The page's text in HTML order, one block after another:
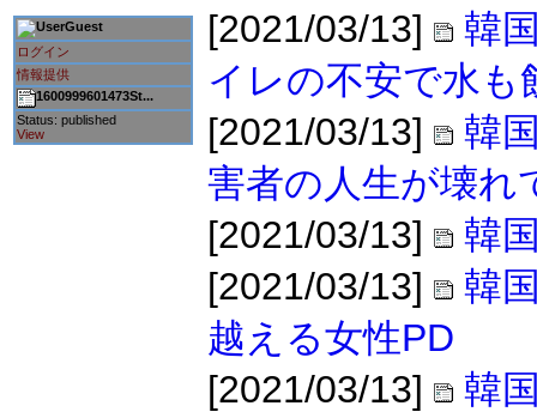
Guest
ログイン
情報提供
1600999601473St...
Status: published
View
[2021/03/13]
韓
イレの不安で水も
[2021/03/13]
韓
害者の人生が壊れ
[2021/03/13]
韓
[2021/03/13]
韓
越える女性PD
[2021/03/13]
韓